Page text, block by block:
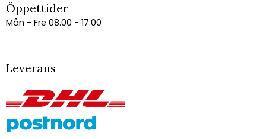
Öppettider
Mån - Fre 08.00 - 17.00
Leverans